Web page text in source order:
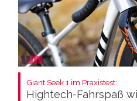
Giant Seek 1 im Praxistest:
Hightech-Fahrspaß